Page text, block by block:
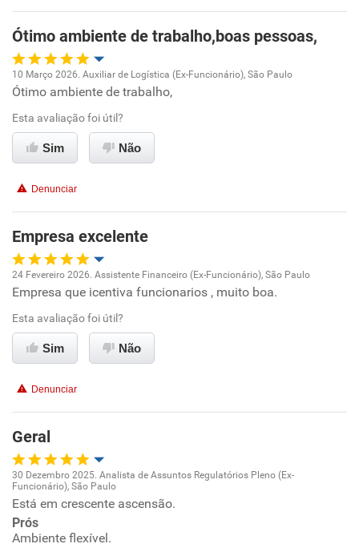
Benefícios
Recomenda esta empresa
Ótimo ambiente de trabalho,boas pessoas,
Oportunidade de promoção
Ambiente de trabalho
Benefícios
Recomenda esta empresa
10 Março 2026. Auxiliar de Logística (Ex-Funcionário), São Paulo
Ótimo ambiente de trabalho,
Esta avaliação foi útil?
Sim Não
Denunciar
Empresa excelente
Oportunidade de promoção
Ambiente de trabalho
Benefícios
Recomenda esta empresa
Recomenda a diretoria
24 Fevereiro 2026. Assistente Financeiro (Ex-Funcionário), São Paulo
Empresa que icentiva funcionarios , muito boa.
Esta avaliação foi útil?
Sim Não
Denunciar
Geral
Oportunidade de promoção
Ambiente de trabalho
30 Dezembro 2025. Analista de Assuntos Regulatórios Pleno (Ex-
Funcionário), São Paulo
Está em crescente ascensão.
Prós
Ambiente flexível.